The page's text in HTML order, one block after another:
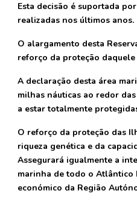
Esta decisão é suportada
realizadas nos últimos anos.
O alargamento desta
reforço da proteção
A declaração desta área
milhas náuticas ao redor
a estar totalmente
O reforço da proteção das
riqueza genética e da
Assegurará igualmente a
marinha de todo o Atlântico
económico da Região